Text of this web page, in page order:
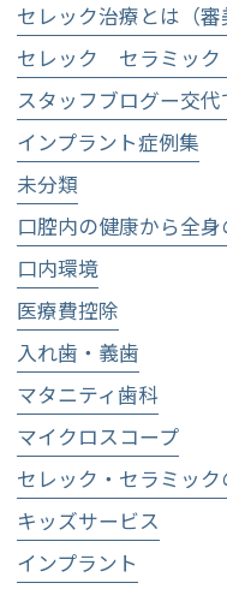
セレック治療とは（審
セレック セラミッ
スタッフブログー交
インプラント症例集
未分類
口腔内の健康から全
口内環境
医療費控除
入れ歯・義歯
マタニティ歯科
マイクロスコープ
セレック・セラミッ
キッズサービス
インプラント